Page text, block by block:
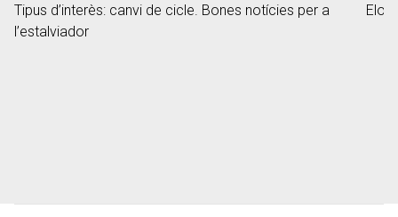
Tipus d’interès: canvi de cicle. Bones notícies per a
l’estalviador
Elon